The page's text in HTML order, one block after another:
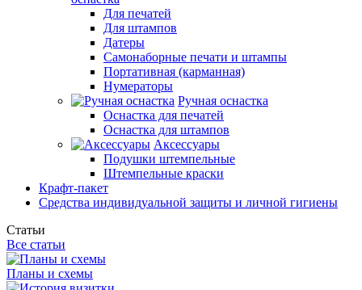
Для печатей
Для штампов
Датеры
Самонаборные печати и штампы
Портативная (карманная)
Нумераторы
Ручная оснастка
Оснастка для печатей
Оснастка для штампов
Аксессуары
Подушки штемпельные
Штемпельные краски
Крафт-пакет
Средства индивидуальной защиты и личной гигиены
Статьи
Все статьи
Планы и схемы